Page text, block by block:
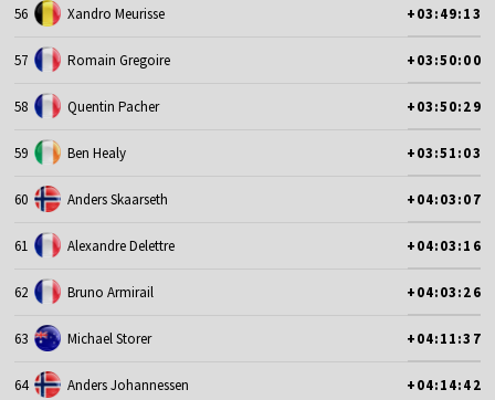
56 Xandro Meurisse +03:49:13
57 Romain Gregoire +03:50:00
58 Quentin Pacher +03:50:29
59 Ben Healy +03:51:03
60 Anders Skaarseth +04:03:07
61 Alexandre Delettre +04:03:16
62 Bruno Armirail +04:03:26
63 Michael Storer +04:11:37
64 Anders Johannessen +04:14:42